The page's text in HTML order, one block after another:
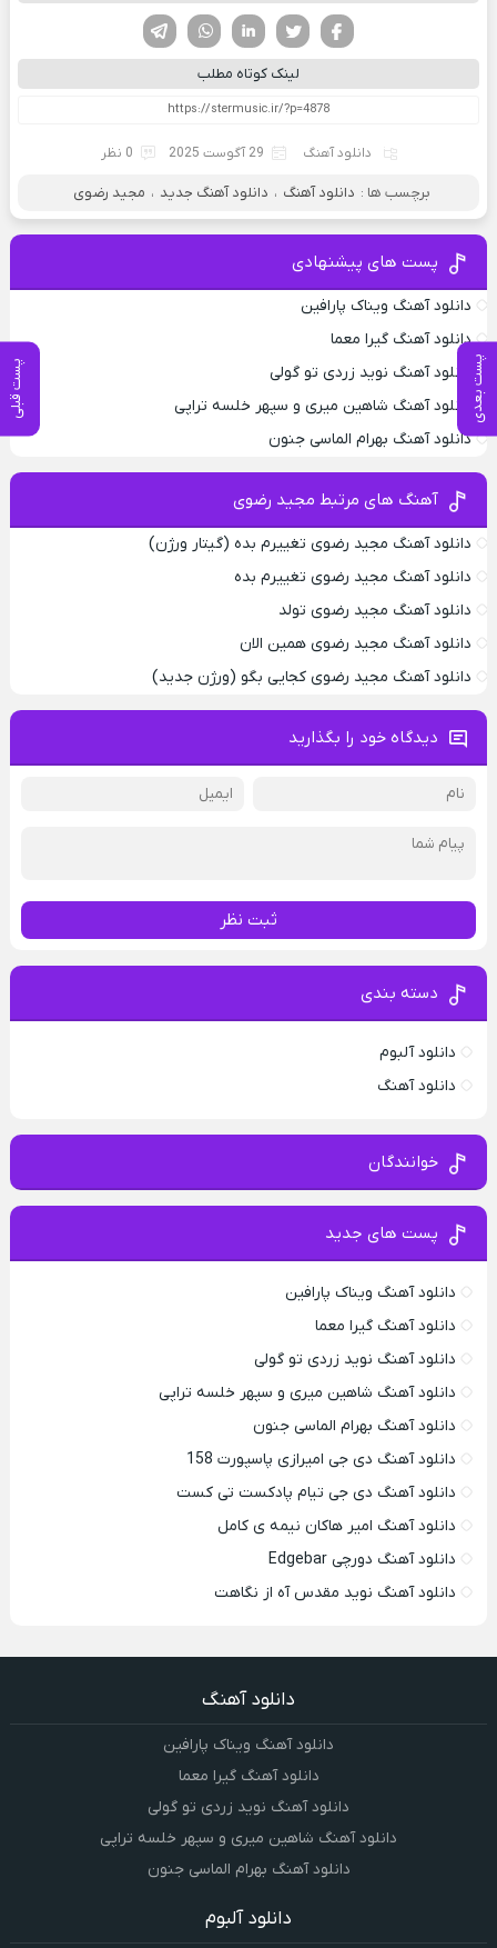
پست بعدی پست قبلی
لینکدین تویتر
فیسوک
لینک کوتاه مطلب
دانلود آهنگ 29 آگوست 2025 0 نظر
برچسب ها : دانلود آهنگ ، دانلود آهنگ جدید ، مجید رضوی
پست های پیشنهادی
دانلود آهنگ ویناک پارافین
دانلود آهنگ گیرا معما
دانلود آهنگ نوید زردی تو گولی
دانلود آهنگ شاهین میری و سپهر خلسه تراپی
دانلود آهنگ بهرام الماسی جنون
آهنگ های مرتبط مجید رضوی
دانلود آهنگ مجید رضوی تغییرم بده (گیتار ورژن)
دانلود آهنگ مجید رضوی تغییرم بده
دانلود آهنگ مجید رضوی تولد
دانلود آهنگ مجید رضوی همین الان
دانلود آهنگ مجید رضوی کجایی بگو (ورژن جدید)
دیدگاه خود را بگذارید
ثبت نظر
دسته بندی
دانلود آلبوم
دانلود آهنگ
خوانندگان
پست های جدید
دانلود آهنگ ویناک پارافین
دانلود آهنگ گیرا معما
دانلود آهنگ نوید زردی تو گولی
دانلود آهنگ شاهین میری و سپهر خلسه تراپی
دانلود آهنگ بهرام الماسی جنون
دانلود آهنگ دی جی امیرازی پاسپورت 158
دانلود آهنگ دی جی تیام پادکست تی کست
دانلود آهنگ امیر هاکان نیمه ی کامل
دانلود آهنگ دورچی Edgebar
دانلود آهنگ نوید مقدس آه از نگاهت
دانلود آهنگ
دانلود آهنگ ویناک پارافین
دانلود آهنگ گیرا معما
دانلود آهنگ نوید زردی تو گولی
دانلود آهنگ شاهین میری و سپهر خلسه تراپی
دانلود آهنگ بهرام الماسی جنون
دانلود آلبوم